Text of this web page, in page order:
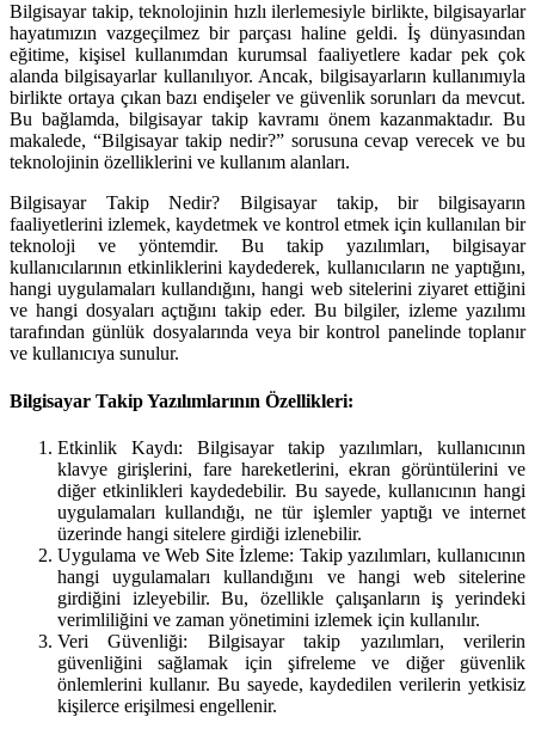
Bilgisayar takip, teknolojinin hızlı ilerlemesiyle birlikte, bilgisayarlar
hayatımızın vazgeçilmez bir parçası haline geldi. İş dünyasından
eğitime, kişisel kullanımdan kurumsal faaliyetlere kadar pek çok
alanda bilgisayarlar kullanılıyor. Ancak, bilgisayarların kullanımıyla
birlikte ortaya çıkan bazı endişeler ve güvenlik sorunları da mevcut.
Bu bağlamda, bilgisayar takip kavramı önem kazanmaktadır. Bu
makalede, “Bilgisayar takip nedir?” sorusuna cevap verecek ve bu
teknolojinin özelliklerini ve kullanım alanları.
Bilgisayar Takip Nedir? Bilgisayar takip, bir bilgisayarın
faaliyetlerini izlemek, kaydetmek ve kontrol etmek için kullanılan bir
teknoloji ve yöntemdir. Bu takip yazılımları, bilgisayar
kullanıcılarının etkinliklerini kaydederek, kullanıcıların ne yaptığını,
hangi uygulamaları kullandığını, hangi web sitelerini ziyaret ettiğini
ve hangi dosyaları açtığını takip eder. Bu bilgiler, izleme yazılımı
tarafından günlük dosyalarında veya bir kontrol panelinde toplanır
ve kullanıcıya sunulur.
Bilgisayar Takip Yazılımlarının Özellikleri:
Etkinlik Kaydı: Bilgisayar takip yazılımları, kullanıcının
klavye girişlerini, fare hareketlerini, ekran görüntülerini ve
diğer etkinlikleri kaydedebilir. Bu sayede, kullanıcının hangi
uygulamaları kullandığı, ne tür işlemler yaptığı ve internet
üzerinde hangi sitelere girdiği izlenebilir.
Uygulama ve Web Site İzleme: Takip yazılımları, kullanıcının
hangi uygulamaları kullandığını ve hangi web sitelerine
girdiğini izleyebilir. Bu, özellikle çalışanların iş yerindeki
verimliliğini ve zaman yönetimini izlemek için kullanılır.
Veri Güvenliği: Bilgisayar takip yazılımları, verilerin
güvenliğini sağlamak için şifreleme ve diğer güvenlik
önlemlerini kullanır. Bu sayede, kaydedilen verilerin yetkisiz
kişilerce erişilmesi engellenir.